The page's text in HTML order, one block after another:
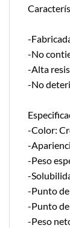
-
-No
-Alta
-No
-Color:
-
-Peso
-
-Punto
-Punto
-Peso